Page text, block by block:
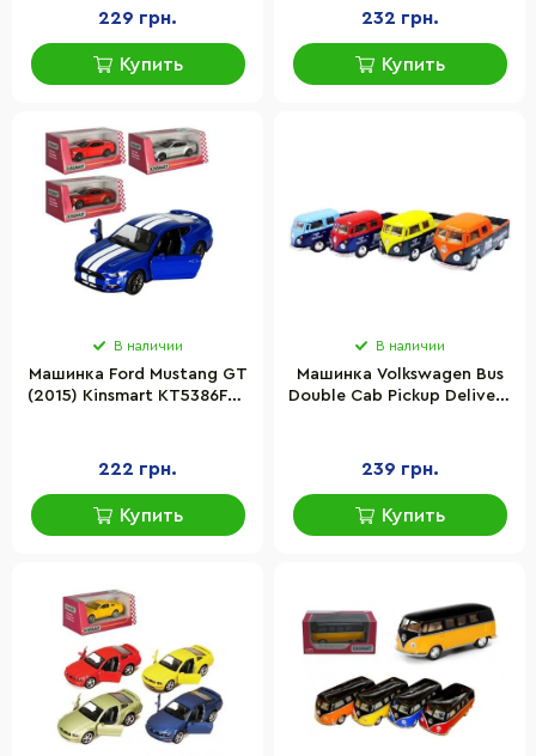
масштаб 1:36
229 грн.
Купить
232 грн.
Купить
В наличии
Машинка Ford Mustang GT
(2015) Kinsmart KT5386FW,
222 грн.
Купить
В наличии
Машинка Volkswagen Bus
Double Cab Pickup Delivery
239 грн.
Купить